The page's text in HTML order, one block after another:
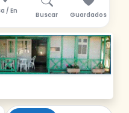
/ En
Buscar Guardados